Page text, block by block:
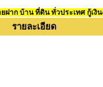
ฝาก บ้าน ที่ดิน ทั่วประเทศ กู้เงิ
รายละเอียด